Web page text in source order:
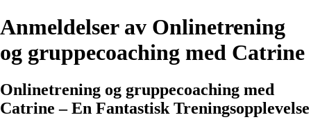
Anmeldelser av Onlinetrening
og gruppecoaching med Catrine
Onlinetrening og gruppecoaching med
Catrine – En Fantastisk Treningsopplevelse